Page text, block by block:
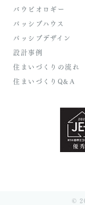
バウビオロギー
パッシブハウス
パッシブデザイン
設計事例
住まいづくりの流れ
住まいづくりQ&A
©